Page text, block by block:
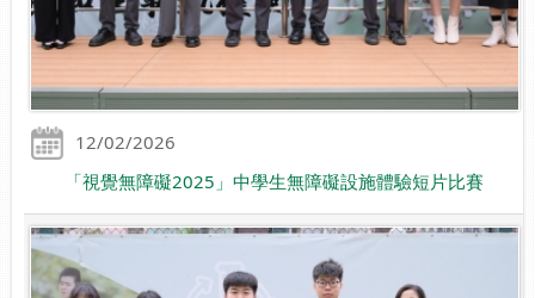
12/02/2026
「視覺無障礙2025」中學生無障礙設施體驗短片比賽